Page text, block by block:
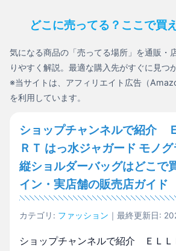
どこに売ってる？ここで買
気になる商品の「売ってる場所」を通販・
りやすく解説。最適な購入先がすぐに見つ
※当サイトは、アフィリエイト広告（
を利用しています。
ショップチャンネルで紹介
ＲＴ はっ水ジャガード モノ
縦ショルダーバッグはどこで
イン・実店舗の販売店ガイド
カテゴリ: ファッション ｜最終更新日:
ショップチャンネルで紹介 ＥＬＬ